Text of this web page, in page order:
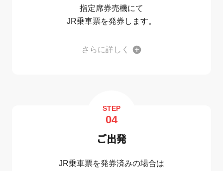
指定席券売機にて
JR乗車票を発券します。
さらに詳しく
STEP
04
ご出発
JR乗車票を発券済みの場合は